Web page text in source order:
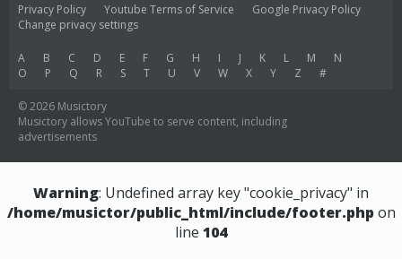
Privacy Policy Youtube Terms of Service
Google Privacy Policy
Change privacy settings
A B C D E F G H I J K L M
N
O
P Q R S T U V W X Y Z #
© 2026 Musictory
Musictory allows YouTube to serve content, including
advertisements
Warning: Undefined array key "cookie_privacy" in
/home/musictor/public_html/include/footer.php on
line 104